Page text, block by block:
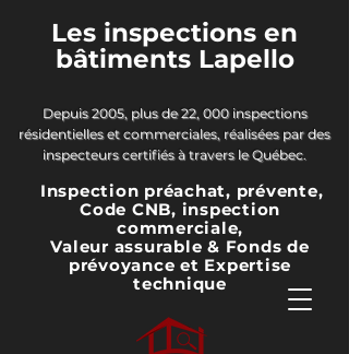
Les inspections en
bâtiments Lapello
Depuis 2005, plus de 22, 000 inspections
résidentielles et commerciales, réalisées par des
inspecteurs certifiés à travers le Québec.
Inspection préachat, prévente,
Code CNB, inspection
commerciale,
Valeur assurable & Fonds de
prévoyanceet Expertise
technique